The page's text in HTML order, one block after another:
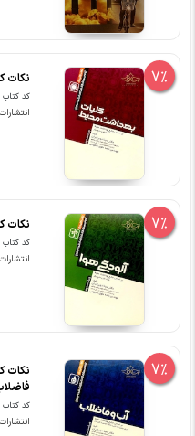
7% نکات
کد کتاب :
7% نکات
کد کتاب :
7%
نکات
کد کتاب :